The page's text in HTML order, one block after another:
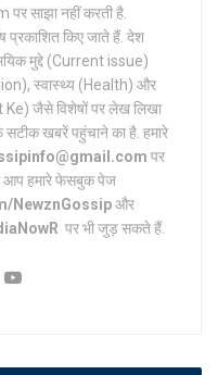
साझा नहीं करती है.
किए जाते हैं. देश
मुद्दे (Current issue)
स्वास्थ्य (Health) और
जैसे विशेषों पर लेख लिखा
सटीक खबरें पहुंचाने का है. हमारे
पर
आप हमारे फेसबुक पेज
NewznGossipऔर
पर भी जुड़ सकते हैं.